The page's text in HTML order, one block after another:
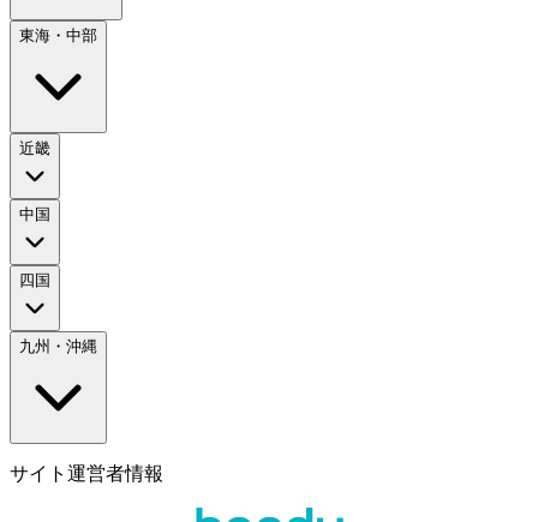
東海・中部
近畿
中国
四国
九州・沖縄
サイト運営者情報